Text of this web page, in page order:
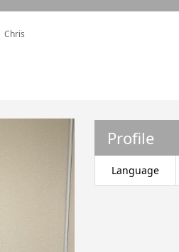
Chris
Profile
Language